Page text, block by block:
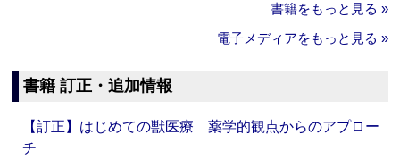
書籍をもっと見る »
電子メディアをもっと見る »
書籍 訂正・追加情報
【訂正】はじめての獣医療 薬学的観点からのアプロー
チ